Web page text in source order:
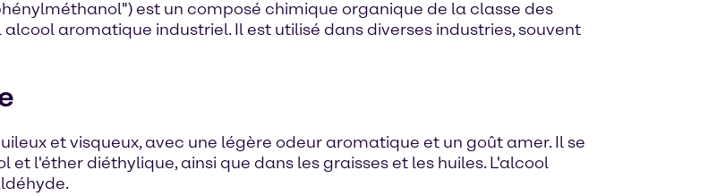
est un composé chimique organique de la classe des
aromatique industriel. Il est utilisé dans diverses industries, souvent
et visqueux, avec une légère odeur aromatique et un goût amer. Il se
l'éther diéthylique, ainsi que dans les graisses et les huiles. L'alcool